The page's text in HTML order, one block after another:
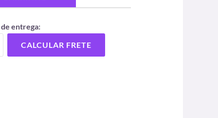
entrega:
CALCULAR FRETE